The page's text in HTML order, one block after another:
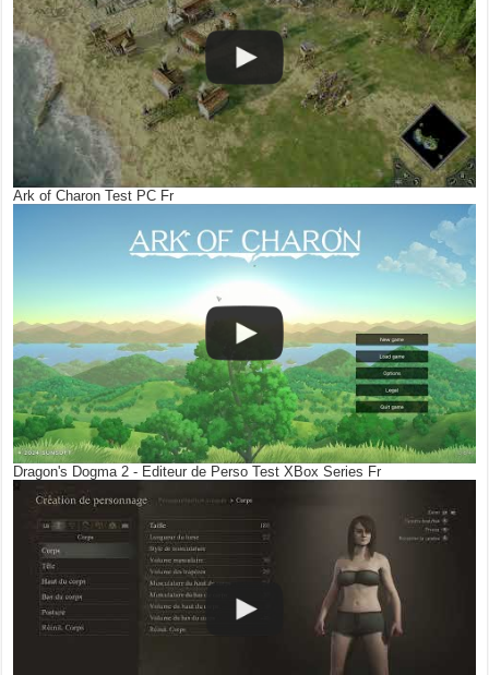
Ark of Charon Test PC Fr
Dragon's Dogma 2 - Editeur de Perso Test XBox Series Fr